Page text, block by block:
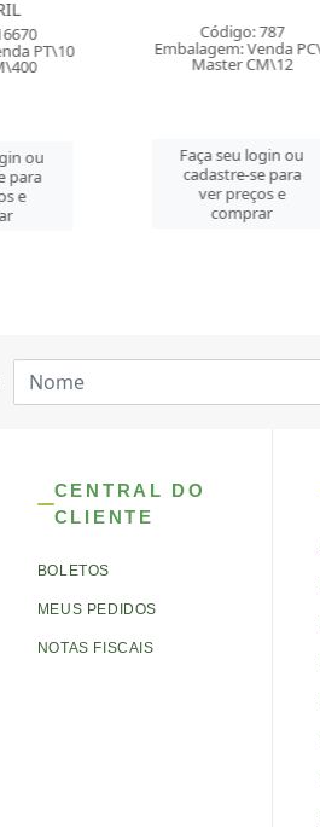
Código: 787
Embalagem: Venda PC\1
Master CM\12
Faça seu login ou
cadastre-se para
ver preços e
CENTRAL DO
CLIENTE
BOLETOS
MEUS PEDIDOS
NOTAS FISCAIS